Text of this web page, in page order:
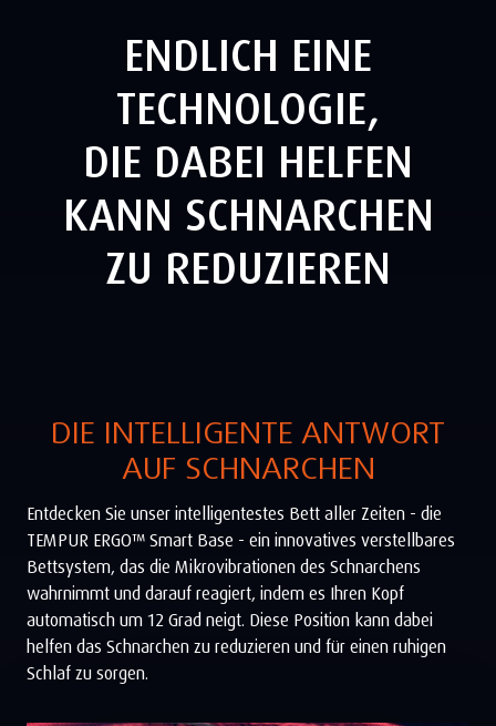
ENDLICH EINE
TECHNOLOGIE,
DIE DABEI HELFEN
KANN SCHNARCHEN
ZU REDUZIEREN
DIE INTELLIGENTE ANTWORT
AUF SCHNARCHEN
Entdecken Sie unser intelligentestes Bett aller Zeiten - die
TEMPUR ERGO™ Smart Base - ein innovatives verstellbares
Bettsystem, das die Mikrovibrationen des Schnarchens
wahrnimmt und darauf reagiert, indem es Ihren Kopf
automatisch um 12 Grad neigt. Diese Position kann dabei
helfen das Schnarchen zu reduzieren und für einen ruhigen
Schlaf zu sorgen.